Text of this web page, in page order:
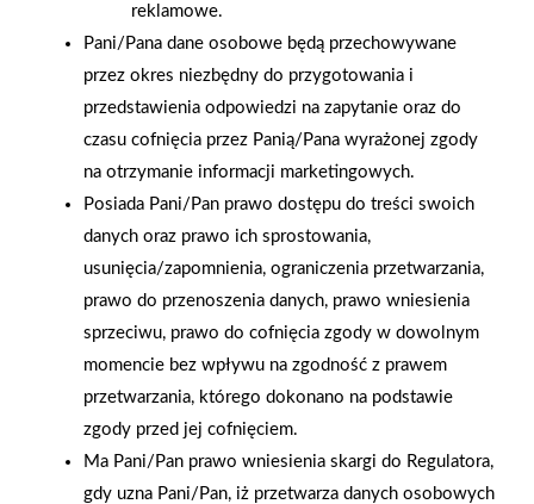
Grupa PSB Handel S.A.
gra z WOŚP. Powstała
firmowa eSkarbonka na
rzecz gastroenterologii
dziecięcej
Zacisze S.A. dołącza do
Grupy PSB. Sieć kończy
rok strategicznym
otwarciem po
reklamowe.
Pani/Pana dane osobowe będą przechowywane
przez okres niezbędny do przygotowania i
przedstawienia odpowiedzi na zapytanie oraz do
czasu cofnięcia przez Panią/Pana wyrażonej zgody
na otrzymanie informacji marketingowych.
Posiada Pani/Pan prawo dostępu do treści swoich
danych oraz prawo ich sprostowania,
usunięcia/zapomnienia, ograniczenia przetwarzania,
prawo do przenoszenia danych, prawo wniesienia
sprzeciwu, prawo do cofnięcia zgody w dowolnym
momencie bez wpływu na zgodność z prawem
przetwarzania, którego dokonano na podstawie
zgody przed jej cofnięciem.
Ma Pani/Pan prawo wniesienia skargi do Regulatora,
gdy uzna Pani/Pan, iż przetwarza danych osobowych